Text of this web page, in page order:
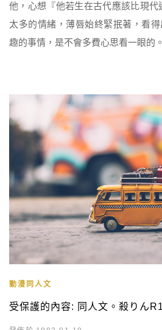
他，心想『他若生在古代應該比現
太多的情緒，薄唇始終緊抿著，看
趣的事情，是不會多費心思看一眼的
動漫同人文
受保護的內容: 同人文。殺りん